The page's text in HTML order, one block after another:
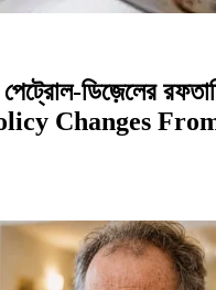
ডিজ়েলের
Changes